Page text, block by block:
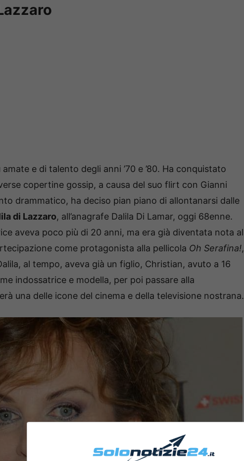
e di talento degli anni ’70 e ’80. Ha conquistato
copertine gossip, a causa del suo flirt con Gianni
drammatico, ha deciso pian piano di allontanarsi dalle
di Lazzaro, all’anagrafe Dalila Di Lamar, oggi 68enne.
aveva poco più di 20 anni, ma era già diventata nota al
come protagonista alla pellicola Oh Serafina!,
al tempo, aveva già un figlio, Christian, avuto a 16
indossatrice e modella, per poi passare alla
una delle icone del cinema e della televisione nostrana.